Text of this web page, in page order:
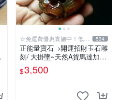
☆免運費優惠實施中！低於
批發價
534
正能量寶石→開運招財玉石雕
刻/ 大掛墜~天然A貨馬達加斯
加金橘紅玉髓{福祿雙至}MAZ
22【紀老師玉石坊】冰透光
$3,500